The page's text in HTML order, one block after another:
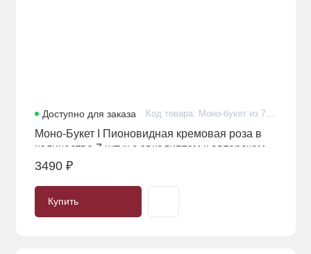
Доступно для заказа Код товара: Моно-букет из 7 пионовидных кремовых роз с эвкалиптом в авторском оформлении
Моно-Букет I Пионовидная кремовая роза в
количестве 7 штук с эвкалиптом к авторском
оформлении
3490 ₽
Купить
Купить